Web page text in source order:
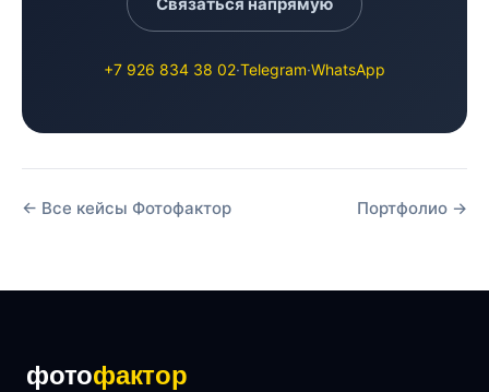
+7 926 834 38 02·Telegram·WhatsApp
← Все кейсы Фотофактор Портфолио →
фотофактор